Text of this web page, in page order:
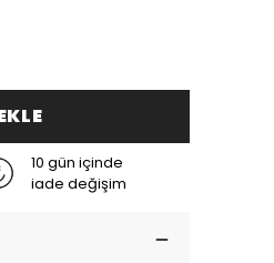
10 gün içinde
iade değişim